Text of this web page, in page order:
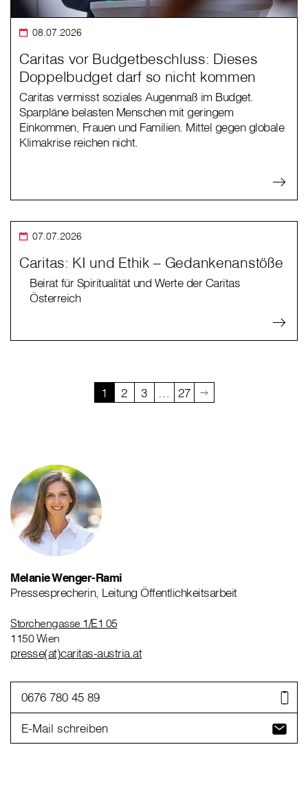
08.07.2026
Caritas vor Budgetbeschluss: Dieses
Doppelbudget darf so nicht kommen
Caritas vermisst soziales Augenmaß im Budget.
Sparpläne belasten Menschen mit geringem
Einkommen, Frauen und Familien. Mittel gegen globale
Klimakrise reichen nicht.
07.07.2026
Caritas: KI und Ethik – Gedankenanstöße
Beirat für Spiritualität und Werte der Caritas
Österreich
1 2 3 … 27
Melanie Wenger-Rami
Pressesprecherin, Leitung Öffentlichkeitsarbeit
Storchengasse 1/E1 05
1150 Wien
presse(at)caritas-austria.at
0676 780 45 89
E-Mail schreiben